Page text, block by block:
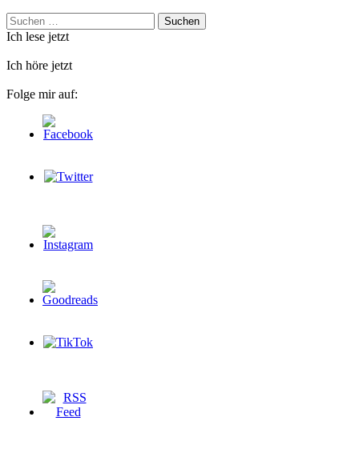
Suchen
nach:
Ich lese jetzt
Ich höre jetzt
Folge mir auf: